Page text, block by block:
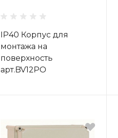
IP40 Корпус для
монтажа на
поверхность
арт.BV12PO